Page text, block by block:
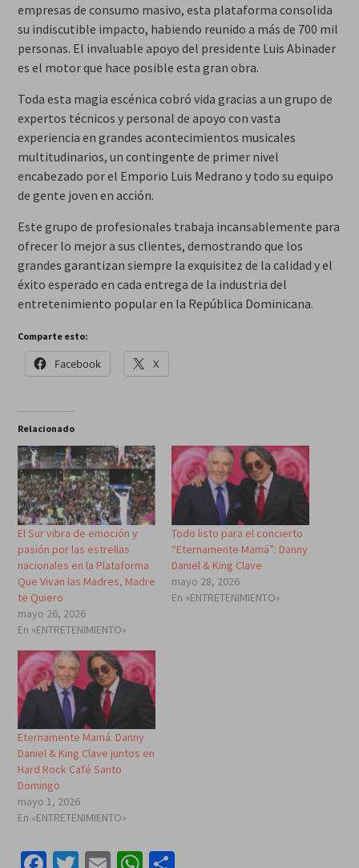
empresas de consumo masivo, esta plataforma consolida
su indiscutible impacto, habiendo reunido a más de 700 mil
personas. El invaluable apoyo del presidente Luis Abinader
es el motor que hace posible esta gran obra.
Toda esta magia escénica cobró vida gracias a un grupo de
expertos técnicos y personal de apoyo con vasta
experiencia en grandes acontecimientos musicales
multitudinarios, un contingente de primer nivel
encabezado por el Emporio Luis Medrano y todo su equipo
de gente joven en acción.
Este grupo de profesionales trabaja incansablemente para
ofrecer lo mejor a sus clientes, demostrando que los
grandes garantizan siempre la exquisitez de la calidad y el
éxito esperado en cada entrega de la industria del
entretenimiento popular en la República Dominicana.
Comparte esto:
Facebook X
Relacionado
El Sur vibra de emoción y
pasión por las estrellas
nacionales en la Plataforma
Que Vivan las Madres, Madre
te Quiero
mayo 26, 2026
En «ENTRETENIMIENTO»
Todo listo para el concierto
“Eternamente Mamá”: Danny
Daniel & King Clave
mayo 28, 2026
En «ENTRETENIMIENTO»
Eternamente Mamá: Danny
Daniel & King Clave juntos en
Hard Rock Café Santo
Domingo
mayo 1, 2026
En «ENTRETENIMIENTO»